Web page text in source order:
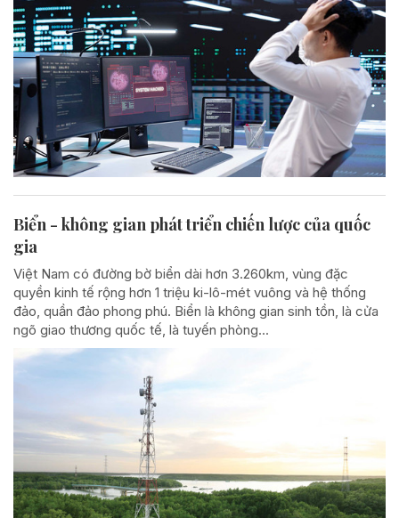
Biển - không gian phát triển chiến lược của quốc
gia
Việt Nam có đường bờ biển dài hơn 3.260km, vùng đặc
quyền kinh tế rộng hơn 1 triệu ki-lô-mét vuông và hệ thống
đảo, quần đảo phong phú. Biển là không gian sinh tồn, là cửa
ngõ giao thương quốc tế, là tuyến phòng...